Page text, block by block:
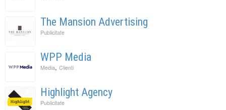
The Mansion Advertising
Publicitate
WPP Media
Media, Clienti
Highlight Agency
Publicitate